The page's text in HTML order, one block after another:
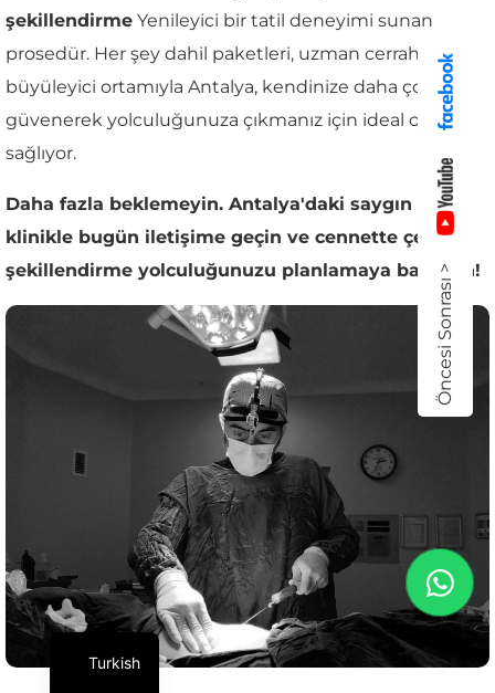
şekillendirme Yenileyici bir tatil deneyimi sunan
prosedür. Her şey dahil paketleri, uzman cerrahları ve
büyüleyici ortamıyla Antalya, kendinize daha çok
güvenerek yolculuğunuza çıkmanız için ideal ortamı
sağlıyor.
Daha fazla beklemeyin. Antalya'daki saygın bir
klinikle bugün iletişime geçin ve cennette çene
şekillendirme yolculuğunuzu planlamaya başlayın!
Öncesi Sonrası >
Turkish